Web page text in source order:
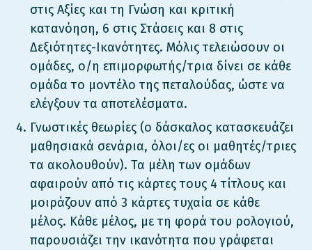
στις Αξίες και τη Γνώση και κριτική
κατανόηση, 6 στις Στάσεις και 8 στις
Δεξιότητες-Ικανότητες. Μόλις τελειώσουν οι
ομάδες, ο/η επιμορφωτής/τρια δίνει σε κάθε
ομάδα το μοντέλο της πεταλούδας, ώστε να
ελέγξουν τα αποτελέσματα.
Γνωστικές θεωρίες (ο δάσκαλος κατασκευάζει
μαθησιακά σενάρια, όλοι/ες οι μαθητές/τριες
τα ακολουθούν). Τα μέλη των ομάδων
αφαιρούν από τις κάρτες τους 4 τίτλους και
μοιράζουν από 3 κάρτες τυχαία σε κάθε
μέλος. Κάθε μέλος, με τη φορά του ρολογιού,
παρουσιάζει την ικανότητα που γράφεται